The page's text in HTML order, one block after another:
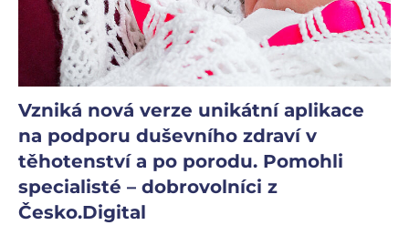
Vzniká nová verze unikátní aplikace
na podporu duševního zdraví v
těhotenství a po porodu. Pomohli
specialisté – dobrovolníci z
Česko.Digital